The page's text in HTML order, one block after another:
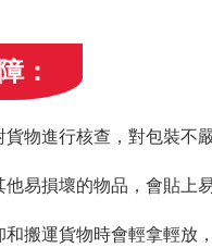
：
物進行核查，對包裝不
易損壞的物品，會貼上
搬運貨物時會輕拿輕放